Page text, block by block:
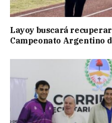
Layoy buscará
Campeonato Argentino